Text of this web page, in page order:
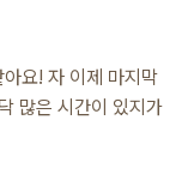
요! 자 이제 마지막
많은 시간이 있지가